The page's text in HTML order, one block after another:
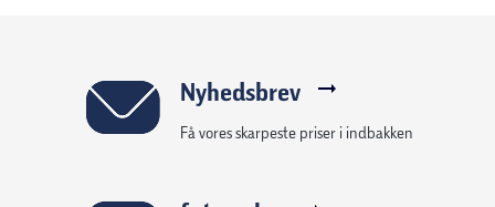
Nyhedsbrev
Få vores skarpeste priser i indbakken